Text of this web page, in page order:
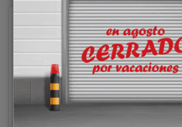
Acceder
Nombre de usuario